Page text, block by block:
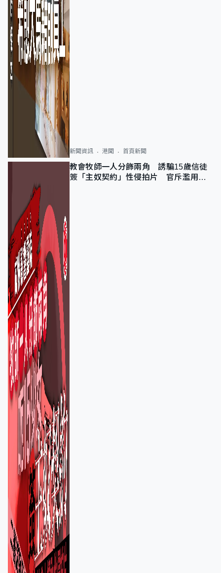
新聞資訊 港聞 首頁新聞
教會牧師一人分飾兩角 誘騙15歲信徒
簽「主奴契約」性侵拍片 官斥濫用教